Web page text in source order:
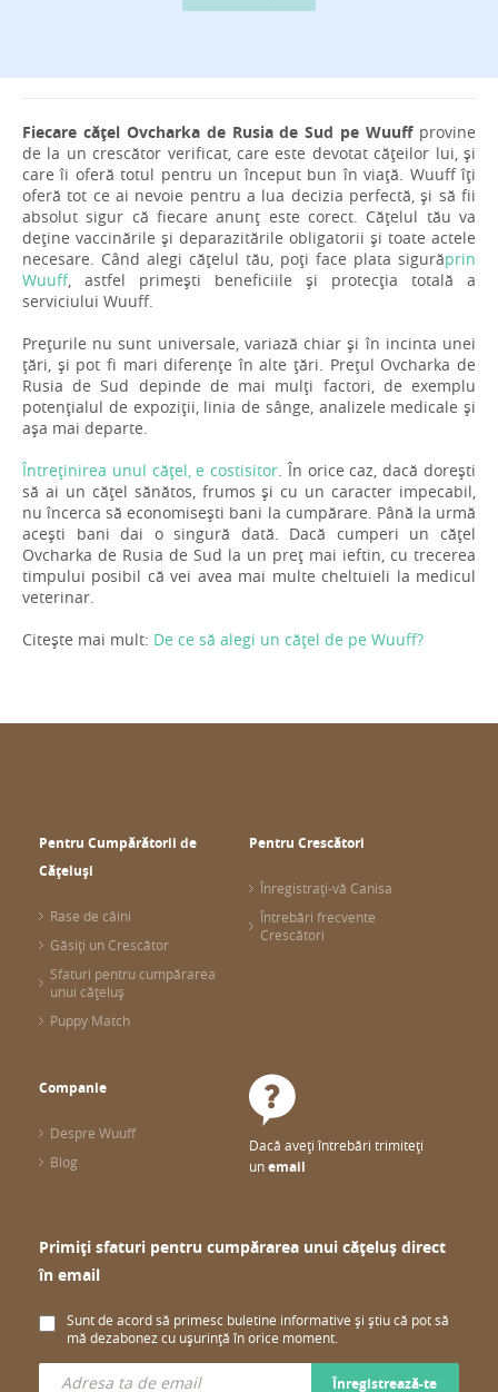
Fiecare cățel Ovcharka de Rusia de Sud pe Wuuffprovine
de la un crescător verificat, care este devotat cățeilor lui, și
care îi oferă totul pentru un început bun în viață. Wuuff îți
oferă tot ce ai nevoie pentru a lua decizia perfectă, și să fii
absolut sigur că fiecare anunț este corect. Cățelul tău va
deține vaccinările și deparazitările obligatorii și toate actele
necesare. Când alegi cățelul tău, poți face plata sigurăprin
Wuuff, astfel primești beneficiile și protecția totală a
serviciului Wuuff.
Prețurile nu sunt universale, variază chiar și în incinta unei
țări, și pot fi mari diferențe în alte țări. Prețul Ovcharka de
Rusia de Sud depinde de mai mulți factori, de exemplu
potențialul de expoziții, linia de sânge, analizele medicale și
așa mai departe.
Întreținirea unul cățel, e costisitor . În orice caz, dacă dorești
să ai un cățel sănătos, frumos și cu un caracter impecabil,
nu încerca să economisești bani la cumpărare. Până la urmă
acești bani dai o singură dată. Dacă cumperi un cățel
Ovcharka de Rusia de Sud la un preț mai ieftin, cu trecerea
timpului posibil că vei avea mai multe cheltuieli la medicul
veterinar.
Citește mai mult: De ce să alegi un cățel de pe Wuuff?
Pentru Cumpărătorii de
Cățeluși
Rase de câini
Găsiți un Crescător
Sfaturi pentru cumpărarea
unui cățeluș
Puppy Match
Pentru Crescători
Înregistrați-vă Canisa
Întrebări frecvente
Crescători
Companie
Despre Wuuff
Blog
Dacă aveți întrebări trimiteți
unemail
Primiți sfaturi pentru cumpărarea unui cățeluș direct
în email
Sunt de acord să primesc buletine informative și știu că pot să
mă dezabonez cu ușurință în orice moment.
Înregistrează-te